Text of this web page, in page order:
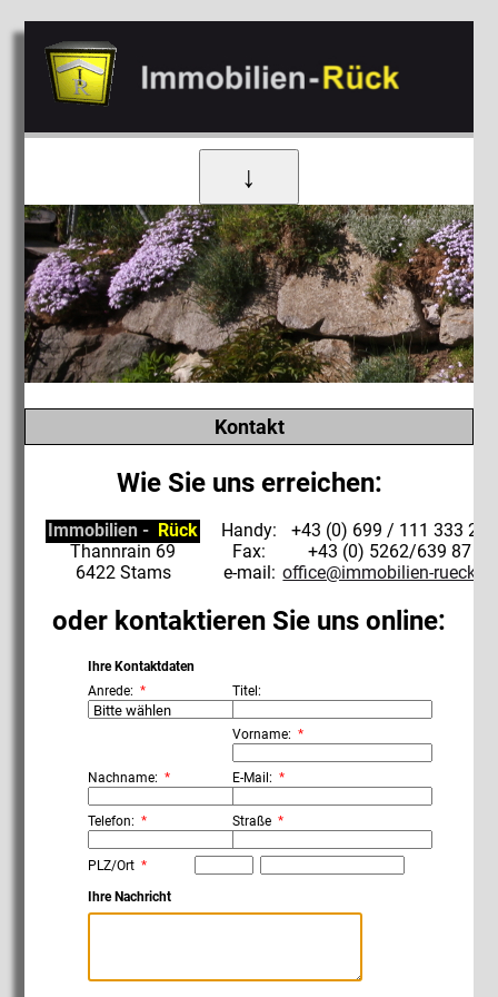
↓
Kontakt
Wie Sie uns erreichen:
Immobilien - Rück
Thannrain 69
6422 Stams
Handy:
+43 (0) 699 / 111 333 22
Fax:
+43 (0) 5262/639 87
e-mail: office@immobilien-rueck.at
oder kontaktieren Sie uns online:
Ihre Kontaktdaten
Anrede:
Titel:
Vorname:
Nachname: E-Mail:
Telefon: Straße
PLZ/Ort
Ihre Nachricht